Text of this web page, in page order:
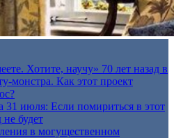
Хотите, научу» 70 лет назад в
монстра. Как этот проект
июля: Если помириться в этот
будет
в могущественном